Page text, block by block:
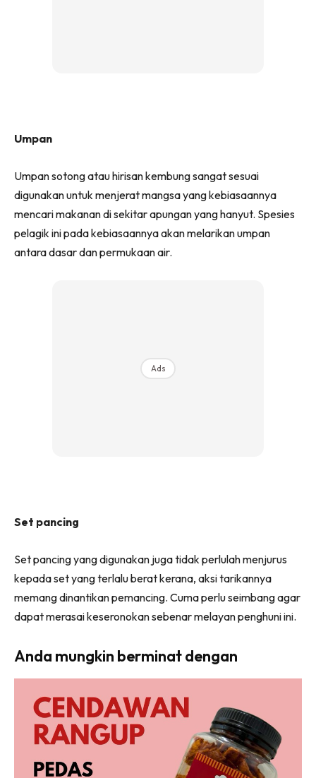
Umpan
Umpan sotong atau hirisan kembung sangat sesuai
digunakan untuk menjerat mangsa yang kebiasaannya
mencari makanan di sekitar apungan yang hanyut. Spesies
pelagik ini pada kebiasaannya akan melarikan umpan
antara dasar dan permukaan air.
Ads
Set pancing
Set pancing yang digunakan juga tidak perlulah menjurus
kepada set yang terlalu berat kerana, aksi tarikannya
memang dinantikan pemancing. Cuma perlu seimbang agar
dapat merasai keseronokan sebenar melayan penghuni ini.
Anda mungkin berminat dengan